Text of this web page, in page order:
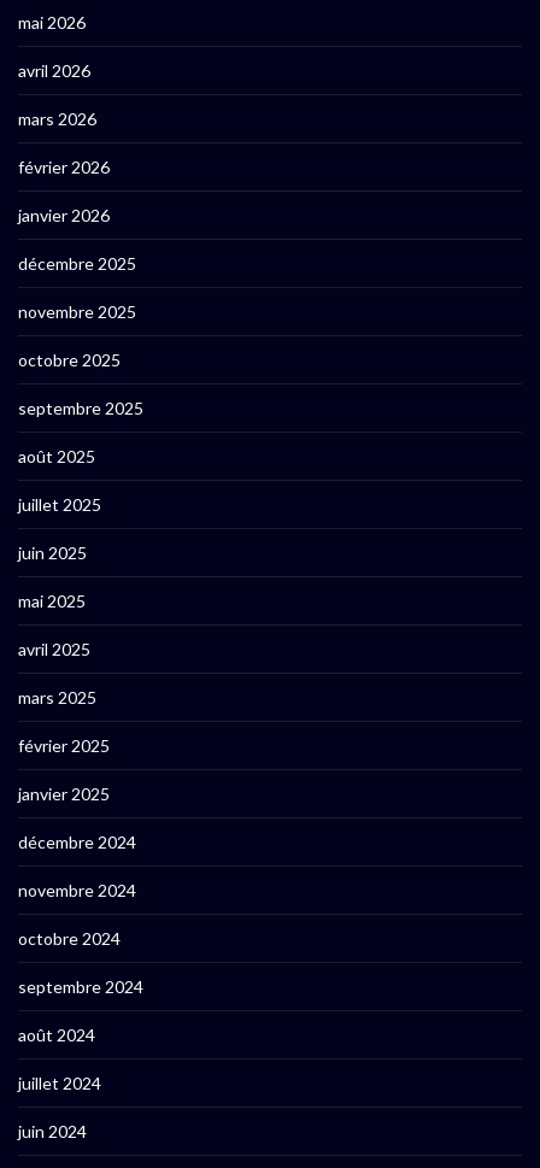
mai 2026
avril 2026
mars 2026
février 2026
janvier 2026
décembre 2025
novembre 2025
octobre 2025
septembre 2025
août 2025
juillet 2025
juin 2025
mai 2025
avril 2025
mars 2025
février 2025
janvier 2025
décembre 2024
novembre 2024
octobre 2024
septembre 2024
août 2024
juillet 2024
juin 2024